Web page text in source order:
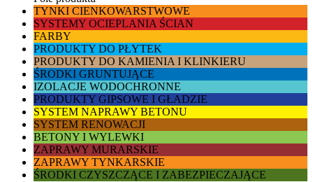
TYNKI CIENKOWARSTWOWE
SYSTEMY OCIEPLANIA ŚCIAN
FARBY
PRODUKTY DO PŁYTEK
PRODUKTY DO KAMIENIA I KLINKIERU
ŚRODKI GRUNTUJĄCE
IZOLACJE WODOCHRONNE
PRODUKTY GIPSOWE I GŁADZIE
SYSTEM NAPRAWY BETONU
SYSTEM RENOWACJI
BETONY I WYLEWKI
ZAPRAWY MURARSKIE
ZAPRAWY TYNKARSKIE
ŚRODKI CZYSZCZĄCE I ZABEZPIECZAJĄCE